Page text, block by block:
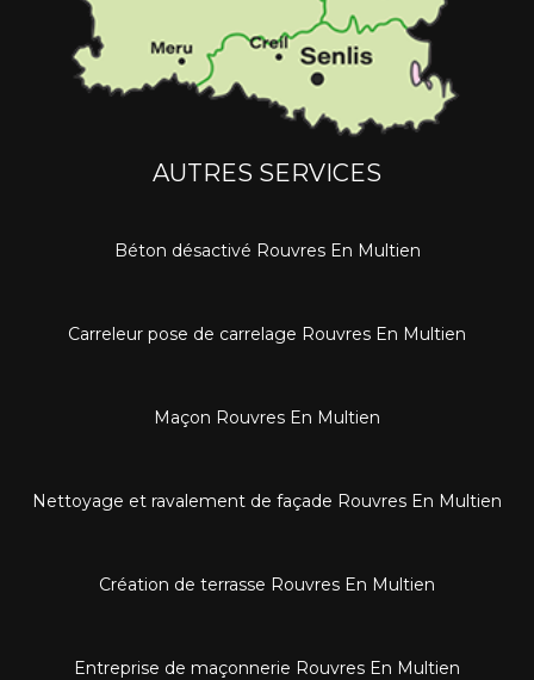
AUTRES SERVICES
Béton désactivé Rouvres En Multien
Carreleur pose de carrelage Rouvres En Multien
Maçon Rouvres En Multien
Nettoyage et ravalement de façade Rouvres En Multien
Création de terrasse Rouvres En Multien
Entreprise de maçonnerie Rouvres En Multien